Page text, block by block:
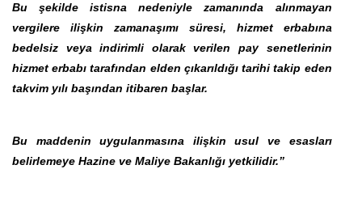
Bu şekilde istisna nedeniyle zamanında alınmayan
vergilere ilişkin zamanaşımı süresi, hizmet erbabına
bedelsiz veya indirimli olarak verilen pay senetlerinin
hizmet erbabı tarafından elden çıkarıldığı tarihi takip eden
takvim yılı başından itibaren başlar.
Bu maddenin uygulanmasına ilişkin usul ve esasları
belirlemeye Hazine ve Maliye Bakanlığı yetkilidir.”